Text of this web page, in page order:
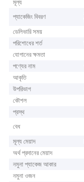
মূল্য
প্যাকেজিং বিবরণ
ডেলিভারি সময়
পরিশোধের শর্ত
যোগানের ক্ষমতা
পণ্যের নাম
আকৃতি
উপরিভাগ
কৌশল
প্রস্থ
বেধ
মূল্য মেয়াদ
অর্থ প্রদানের মেয়াদ
নমুনা প্যাকেজ আকার
নমুনা ওজন